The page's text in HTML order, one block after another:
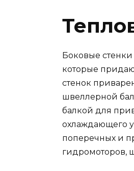
Боковые
которые
стенок
швеллерной
балкой для
охлаждающего
поперечных и
гидромоторов,